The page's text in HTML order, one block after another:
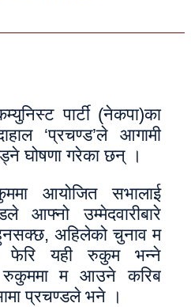
पार्टी (नेकपा)का
‘प्रचण्ड’ले आगामी
घोषणा गरेका छन् ।
आयोजित सभालाई
आफ्नो उम्मेदवारीबारे
अहिलेको चुनाव म
यही रुकुम भन्ने
रुकुममा म आउने करिब
प्रचण्डले भने ।